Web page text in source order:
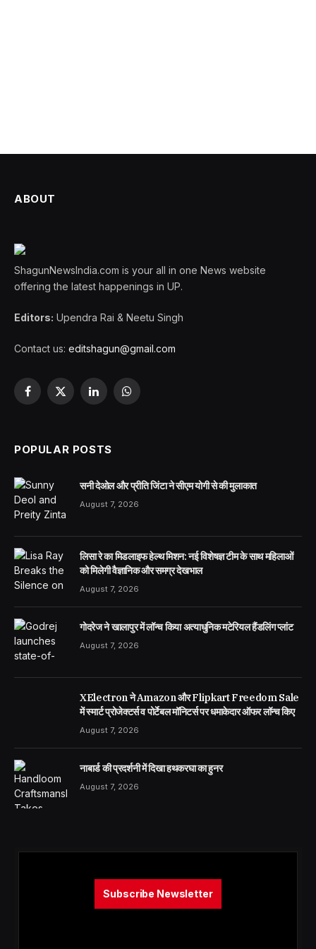
ABOUT
ShagunNewsIndia.com is your all in one News website
offering the latest happenings in UP.
Editors: Upendra Rai & Neetu Singh
Contact us: editshagun@gmail.com
Facebook
X
LinkedInWhatsApp
POPULAR POSTS
सनी देओल और प्रीति जिंटा ने सीएम योगी से की मुलाकात
August 7, 2026
लिसा रे का मिडलाइफ हेल्थ मिशन: नई विशेषज्ञ टीम के साथ महिलाओं
को मिलेगी वैज्ञानिक और समग्र देखभाल
August 7, 2026
गोदरेज ने खालापुर में लॉन्च किया अत्याधुनिक मटेरियल हैंडलिंग प्लांट
August 7, 2026
XElectron ने Amazon और Flipkart Freedom Sale
में स्मार्ट प्रोजेक्टर्स व पोर्टेबल मॉनिटर्स पर धमाकेदार ऑफर लॉन्च किए
August 7, 2026
नाबार्ड की प्रदर्शनी में दिखा हथकरघा का हुनर
August 7, 2026
Subscribe Newsletter